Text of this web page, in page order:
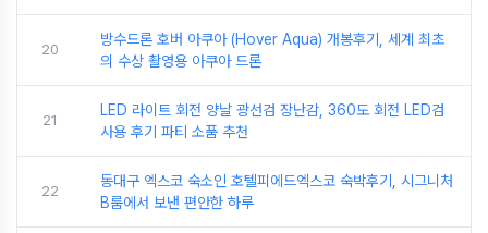
20
방수드론 호버 아쿠아 (Hover Aqua) 개봉후기, 세계 최초
의 수상 촬영용 아쿠아 드론
21
LED 라이트 회전 양날 광선검 장난감, 360도 회전 LED검
사용 후기 파티 소품 추천
22
동대구 엑스코 숙소인 호텔피에드엑스코 숙박후기, 시그니처
B룸에서 보낸 편안한 하루